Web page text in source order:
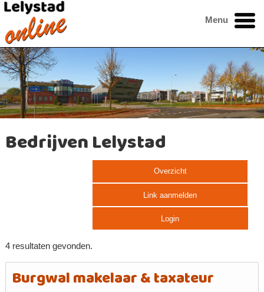
Menu
Bedrijven Lelystad
Overzicht
Link aanmelden
Login
4 resultaten gevonden.
Burgwal makelaar & taxateur